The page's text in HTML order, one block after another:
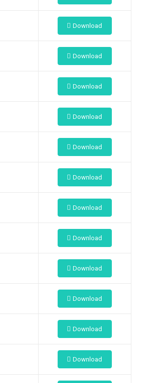
Download
Download
Download
Download
Download
Download
Download
Download
Download
Download
Download
Download